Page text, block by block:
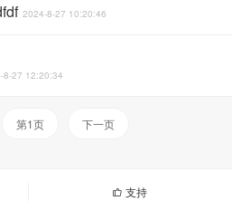
2024-8-27 10:20:46
8-27 12:20:34
第1页 下一页
支持